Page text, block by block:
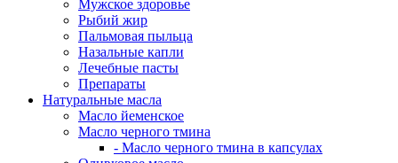
Мужское здоровье
Рыбий жир
Пальмовая пыльца
Назальные капли
Лечебные пасты
Препараты
Натуральные масла
Масло йеменское
Масло черного тмина
- Масло черного тмина в капсулах